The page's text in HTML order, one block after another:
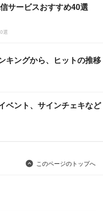
サービスおすすめ40選
選
キングから、ヒットの推移
ベント、サインチェキなど
このページのトップへ